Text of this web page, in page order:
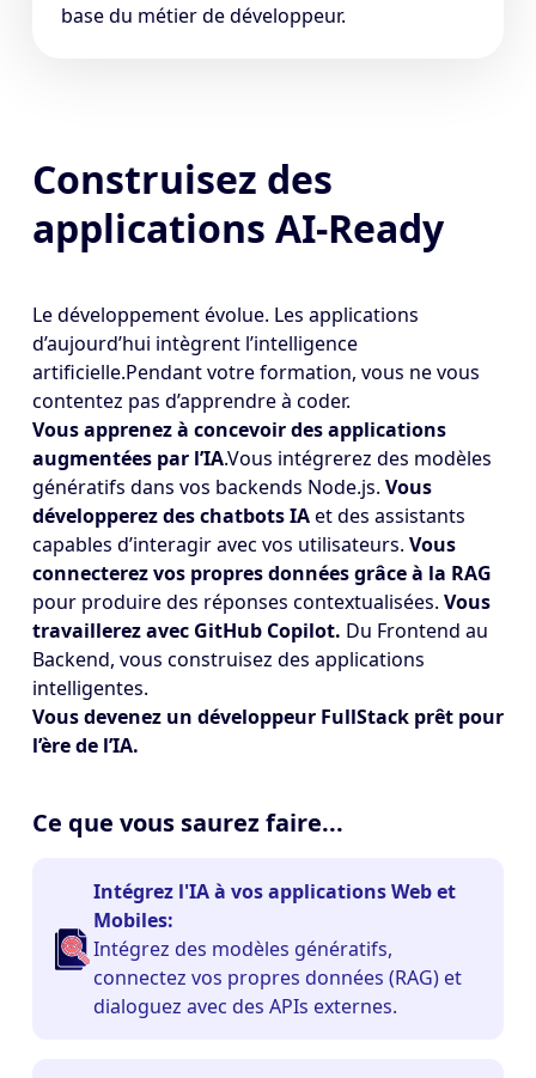
base du métier de développeur.
Construisez des
applications AI-Ready
Le développement évolue. Les applications
d’aujourd’hui intègrent l’intelligence
artificielle.Pendant votre formation, vous ne vous
contentez pas d’apprendre à coder.
Vous apprenez à concevoir des applications
augmentées par l’IA.Vous intégrerez des modèles
génératifs dans vos backends Node.js. Vous
développerez des chatbots IAet des assistants
capables d’interagir avec vos utilisateurs. Vous
connecterez vos propres données grâce à la RAG
pour produire des réponses contextualisées. Vous
travaillerez avec GitHub Copilot. Du Frontend au
Backend, vous construisez des applications
intelligentes.
Vous devenez un développeur FullStack prêt pour
l’ère de l’IA.
Ce que vous saurez faire...
Intégrez l'IA à vos applications Web et
Mobiles:
Intégrez des modèles génératifs,
connectez vos propres données (RAG) et
dialoguez avec des APIs externes.